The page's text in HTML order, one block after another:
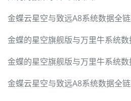
金蝶云星空与致远A8系统数据全
金蝶的星空旗舰版与万里牛系统
金蝶的星空旗舰版与万里牛系统
金蝶云星空与致远A8系统数据全